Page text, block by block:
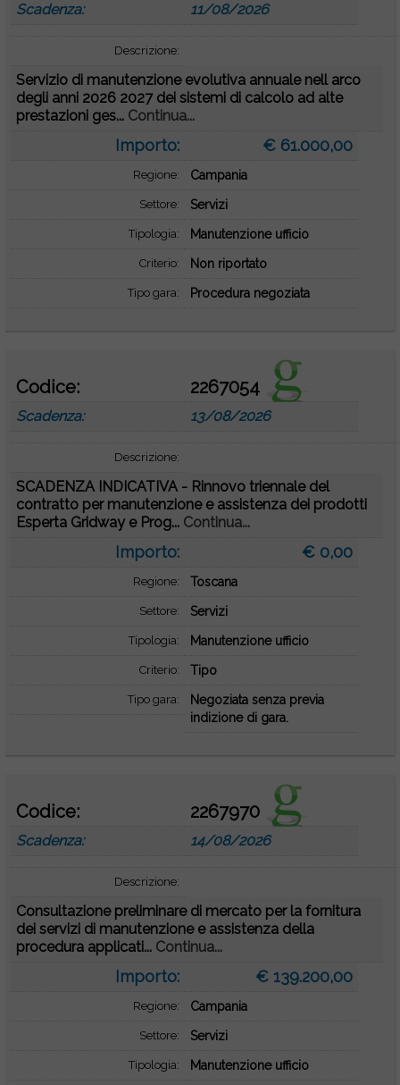
Scadenza: 11/08/2026
Descrizione:
Servizio di manutenzione evolutiva annuale nell arco
degli anni 2026 2027 dei sistemi di calcolo ad alte
prestazioni ges... Continua...
Importo: € 61.000,00
Regione: Campania
Settore: Servizi
Tipologia: Manutenzione ufficio
Criterio: Non riportato
Tipo gara: Procedura negoziata
Codice: 2267054
Scadenza: 13/08/2026
Descrizione:
SCADENZA INDICATIVA - Rinnovo triennale del
contratto per manutenzione e assistenza dei prodotti
Esperta Gridway e Prog... Continua...
Importo: € 0,00
Regione: Toscana
Settore: Servizi
Tipologia: Manutenzione ufficio
Criterio: Tipo
Tipo gara:
Negoziata senza previa
indizione di gara.
Codice: 2267970
Scadenza: 14/08/2026
Descrizione:
Consultazione preliminare di mercato per la fornitura
dei servizi di manutenzione e assistenza della
procedura applicati... Continua...
Importo: € 139.200,00
Regione: Campania
Settore: Servizi
Tipologia: Manutenzione ufficio